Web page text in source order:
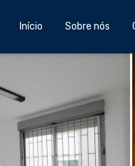
Início Sobre nós